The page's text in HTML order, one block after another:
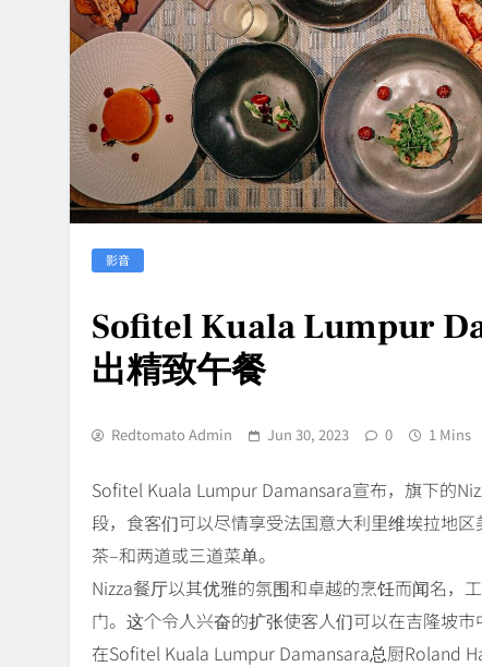
影音
Sofitel Kuala Lumpur
出精致午餐
Redtomato Admin Jun 30, 2023 0 1 Mins
Sofitel Kuala Lumpur Damansara宣布，旗下的
段，食客们可以尽情享受法国意大利里维埃拉地
茶–和两道或三道菜单。
Nizza餐厅以其优雅的氛围和卓越的烹饪而闻名，
门。这个令人兴奋的扩张使客人们可以在吉隆坡
在Sofitel Kuala Lumpur Damansara总厨Roland